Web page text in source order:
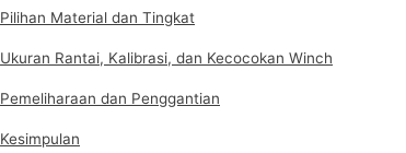
Pilihan Material dan Tingkat
Ukuran Rantai, Kalibrasi, dan Kecocokan Winch
Pemeliharaan dan Penggantian
Kesimpulan